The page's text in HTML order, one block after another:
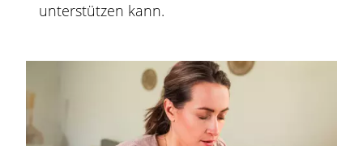
unterstützen kann.